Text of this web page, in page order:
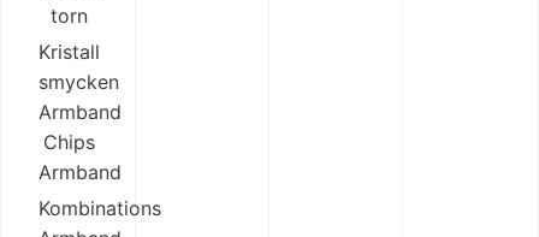
torn
Kristall
smycken
Armband
Chips
Armband
Kombinations